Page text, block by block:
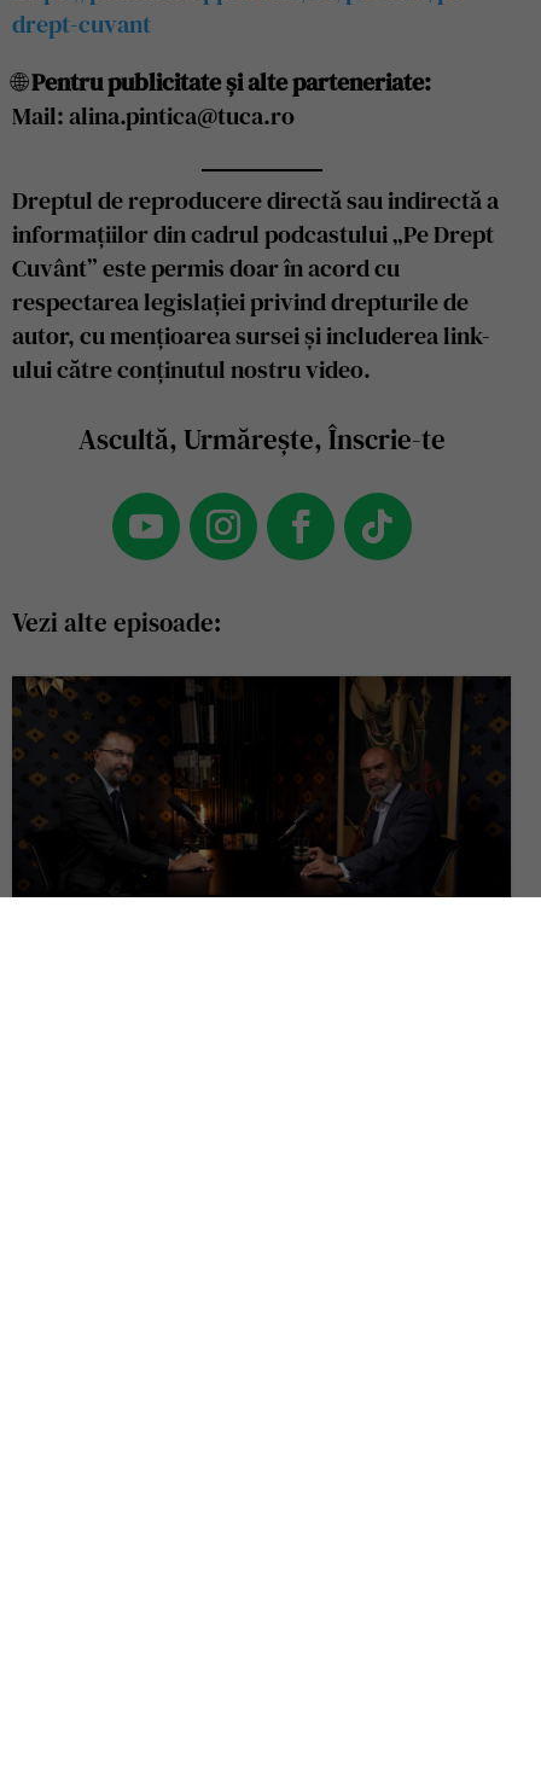
drept-cuvant
🌐Pentru publicitate și alte parteneriate:
Mail: alina.pintica@tuca.ro
Dreptul de reproducere directă sau indirectă a
informațiilor din cadrul podcastului „Pe Drept
Cuvânt” este permis doar în acord cu
respectarea legislației privind drepturile de
autor, cu mențioarea sursei și includerea link-
ului către conținutul nostru video.
Ascultă, Urmărește, Înscrie-te
Vezi alte episoade: